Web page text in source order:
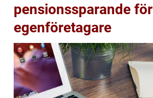
pensionssparande för
egenföretagare